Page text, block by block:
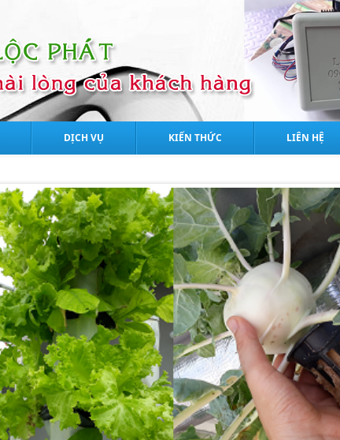
DỊCH VỤ KIẾN THỨC LIÊN HỆ